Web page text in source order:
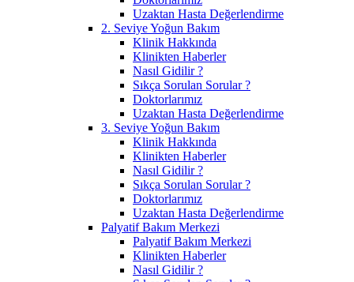
Uzaktan Hasta Değerlendirme
2. Seviye Yoğun Bakım
Klinik Hakkında
Klinikten Haberler
Nasıl Gidilir ?
Sıkça Sorulan Sorular ?
Doktorlarımız
Uzaktan Hasta Değerlendirme
3. Seviye Yoğun Bakım
Klinik Hakkında
Klinikten Haberler
Nasıl Gidilir ?
Sıkça Sorulan Sorular ?
Doktorlarımız
Uzaktan Hasta Değerlendirme
Palyatif Bakım Merkezi
Palyatif Bakım Merkezi
Klinikten Haberler
Nasıl Gidilir ?